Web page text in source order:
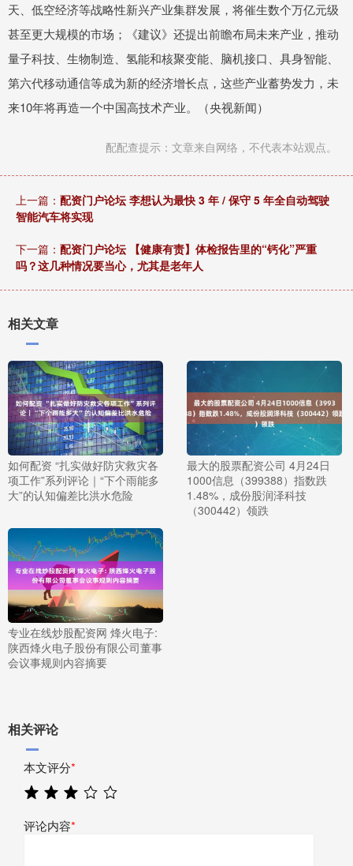
天、低空经济等战略性新兴产业集群发展，将催生数个万亿元级
甚至更大规模的市场；《建议》还提出前瞻布局未来产业，推动
量子科技、生物制造、氢能和核聚变能、脑机接口、具身智能、
第六代移动通信等成为新的经济增长点，这些产业蓄势发力，未
来10年将再造一个中国高技术产业。（央视新闻）
配配查提示：文章来自网络，不代表本站观点。
上一篇： 配资门户论坛 李想认为最快 3 年 / 保守 5 年全自动驾驶
智能汽车将实现
下一篇： 配资门户论坛 【健康有责】体检报告里的“钙化”严重
吗？这几种情况要当心，尤其是老年人
相关文章
如何配资 “扎实做好防灾救灾各
项工作”系列评论｜“下个雨能多
大”的认知偏差比洪水危险
最大的股票配资公司 4月24日
1000信息（399388）指数跌
1.48%，成份股润泽科技
（300442）领跌
专业在线炒股配资网 烽火电子:
陕西烽火电子股份有限公司董事
会议事规则内容摘要
相关评论
本文评分*
评论内容*